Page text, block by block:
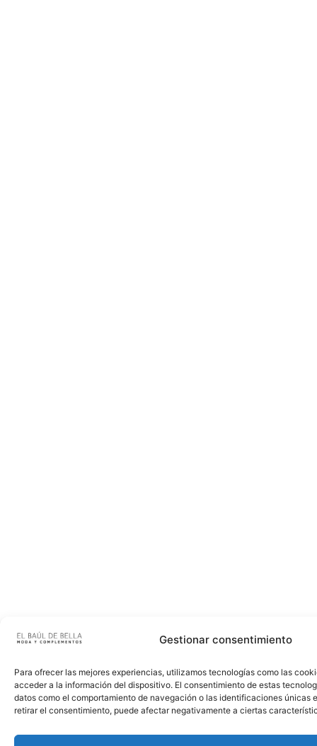
Gestionar consentimiento
Para ofrecer las mejores experiencias, utilizamos tecnologías como las
acceder a la información del dispositivo. El consentimiento de estas
datos como el comportamiento de navegación o las identificaciones únicas
retirar el consentimiento, puede afectar negativamente a ciertas